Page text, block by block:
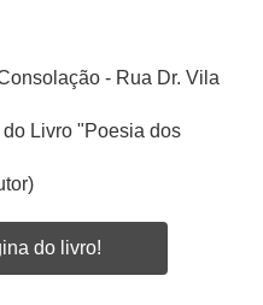
- Rua Dr. Vila
Livro "Poesia dos
do livro!